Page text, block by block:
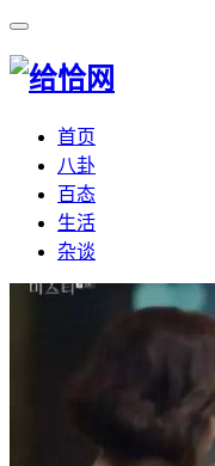
首页
八卦
百态
生活
杂谈